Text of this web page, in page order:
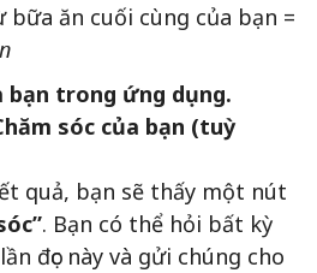
bữa ăn cuối cùng của bạn =
bạn trong ứng dụng.
sóc của bạn (tuỳ
quả, bạn sẽ thấy một nút
. Bạn có thể hỏi bất kỳ
đọc này và gửi chúng cho